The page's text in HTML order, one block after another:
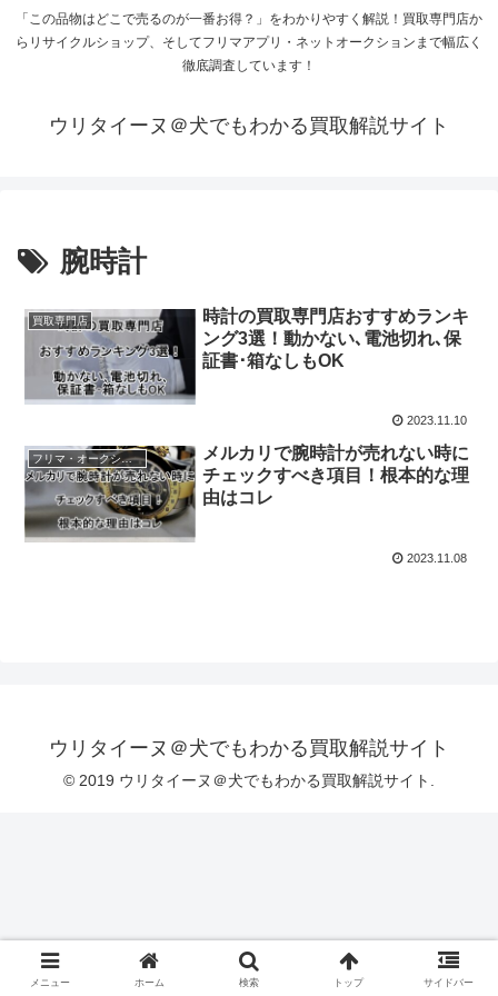
「この品物はどこで売るのが一番お得？」をわかりやすく解説！買取専門店か
らリサイクルショップ、そしてフリマアプリ・ネットオークションまで幅広く
徹底調査しています！
ウリタイーヌ＠犬でもわかる買取解説サイト
腕時計
買取専門店
時計の買取専門店おすすめランキ
ング3選！動かない､電池切れ､保
証書･箱なしもOK
2023.11.10
フリマ・オークション
メルカリで腕時計が売れない時に
チェックすべき項目！根本的な理
由はコレ
2023.11.08
ウリタイーヌ＠犬でもわかる買取解説サイト
© 2019 ウリタイーヌ＠犬でもわかる買取解説サイト.
メニュー ホーム 検索 トップ サイドバー